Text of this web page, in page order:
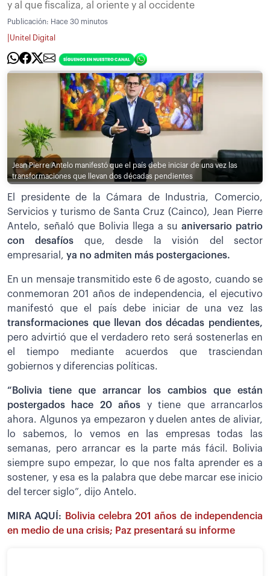
y al que fiscaliza, al oriente y al occidente
Publicación: Hace 30 minutos
Unitel Digital
Jean Pierre Antelo manifestó que el país debe iniciar de una vez las
transformaciones que llevan dos décadas pendientes
El presidente de la Cámara de Industria, Comercio,
Servicios y turismo de Santa Cruz (Cainco), Jean Pierre
Antelo, señaló que Bolivia llega a su aniversario patrio
con desafíos que, desde la visión del sector
empresarial, ya no admiten más postergaciones.
En un mensaje transmitido este 6 de agosto, cuando se
conmemoran 201 años de independencia, el ejecutivo
manifestó que el país debe iniciar de una vez las
transformaciones que llevan dos décadas pendientes,
pero advirtió que el verdadero reto será sostenerlas en
el tiempo mediante acuerdos que trasciendan
gobiernos y diferencias políticas.
“Bolivia tiene que arrancar los cambios que están
postergados hace 20 años y tiene que arrancarlos
ahora. Algunos ya empezaron y duelen antes de aliviar,
lo sabemos, lo vemos en las empresas todas las
semanas, pero arrancar es la parte más fácil. Bolivia
siempre supo empezar, lo que nos falta aprender es a
sostener, y esa es la palabra que debe marcar ese inicio
del tercer siglo”, dijo Antelo.
MIRA AQUÍ:
Bolivia celebra 201 años de independencia
en medio de una crisis; Paz presentará su informe